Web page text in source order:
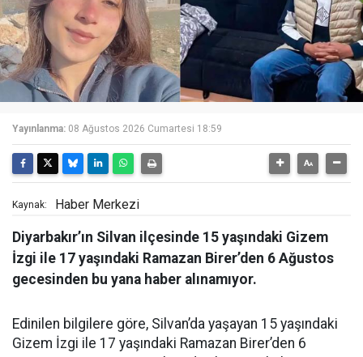
Yayınlanma: 08 Ağustos 2026 Cumartesi 18:59
Kaynak: Haber Merkezi
Diyarbakır’ın Silvan ilçesinde 15 yaşındaki Gizem
İzgi ile 17 yaşındaki Ramazan Birer’den 6 Ağustos
gecesinden bu yana haber alınamıyor.
Edinilen bilgilere göre, Silvan’da yaşayan 15 yaşındaki
Gizem İzgi ile 17 yaşındaki Ramazan Birer’den 6